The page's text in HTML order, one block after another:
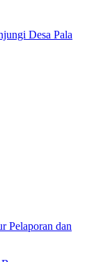
Desa Pala
Pelaporan dan